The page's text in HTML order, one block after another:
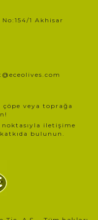
1 Akhisar
çöpe veya toprağa
iletişime
bulunun.